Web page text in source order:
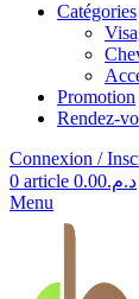
Catégories
Promotion
Rendez-
Connexion /
0 article د.م.0.00
Menu